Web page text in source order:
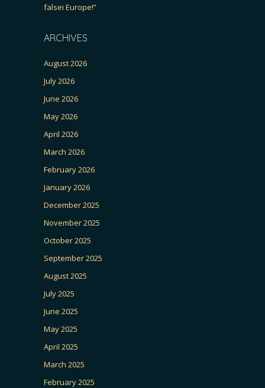
falsei Europe!”
ARCHIVES
August 2026
July 2026
June 2026
May 2026
April 2026
March 2026
February 2026
January 2026
December 2025
November 2025
October 2025
September 2025
August 2025
July 2025
June 2025
May 2025
April 2025
March 2025
February 2025